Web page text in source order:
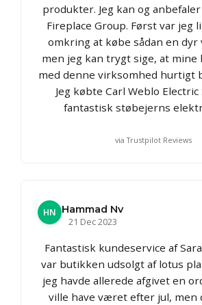
produkter. Jeg kan og
Fireplace Group. Først var jeg
omkring at købe sådan en dyr
men jeg kan trygt sige, at
med denne virksomhed hurtigt
Jeg købte Carl Weblo Electric
fantastisk støbejerns
via Trustpilot Reviews
HN Hammad Nv
21 Dec 2023
Fantastisk kundeservice af
var butikken udsolgt af lotus
jeg havde allerede afgivet en
ville have været efter jul, men